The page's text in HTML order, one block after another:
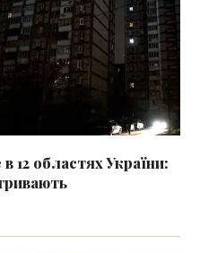
12 областях України: